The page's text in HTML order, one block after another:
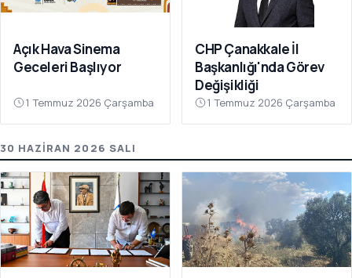
Açık Hava Sinema
Geceleri Başlıyor
1 Temmuz 2026 Çarşamba
CHP Çanakkale İl
Başkanlığı'nda Görev
Değişikliği
1 Temmuz 2026 Çarşamba
30 HAZIRAN 2026 SALI